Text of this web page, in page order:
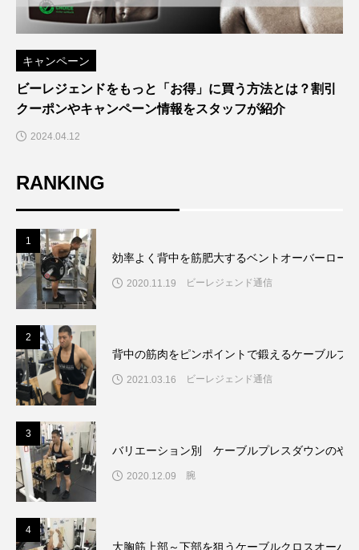
キャンペーン
ビーレジェンドをもっと「お得」に買う方法とは？割引
クーポンやキャンペーン情報をスタッフが紹介
2024.04.12
RANKING
1
効率よく背中を筋肥大するベントオーバーロー
2020.11.19 ビーレジェンド通信
2
背中の筋肉をピンポイントで鍛えるケーブルプ
2021.03.16 ビーレジェンド通信
3
バリエーション別 ケーブルプレスダウンのや
2020.12.09 腕
4
大胸筋上部～下部を狙うケーブルクロスオーバ